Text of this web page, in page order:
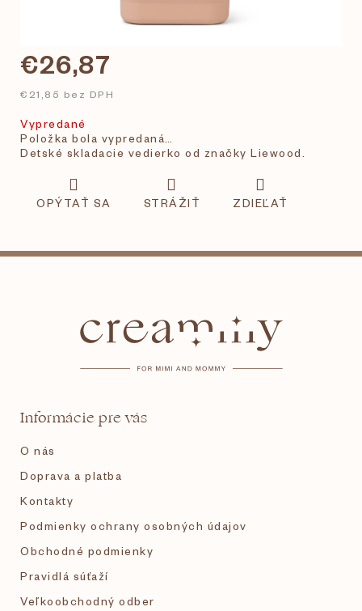
€26,87
€21,85 bez DPH
Vypredané
Položka bola vypredaná…
Detské skladacie vedierko od značky Liewood.
OPÝTAŤ SA STRÁŽIŤ ZDIEĽAŤ
Informácie pre vás
O nás
Doprava a platba
Kontakty
Podmienky ochrany osobných údajov
Obchodné podmienky
Pravidlá súťaží
Veľkoobchodný odber